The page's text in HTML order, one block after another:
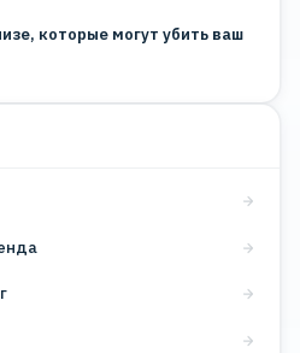
которые могут убить ваш